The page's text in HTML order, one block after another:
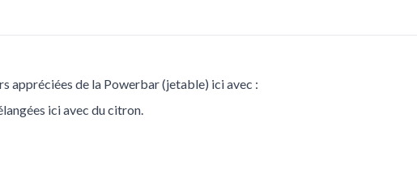
appréciées de la Powerbar (jetable) ici avec :
ici avec du citron.